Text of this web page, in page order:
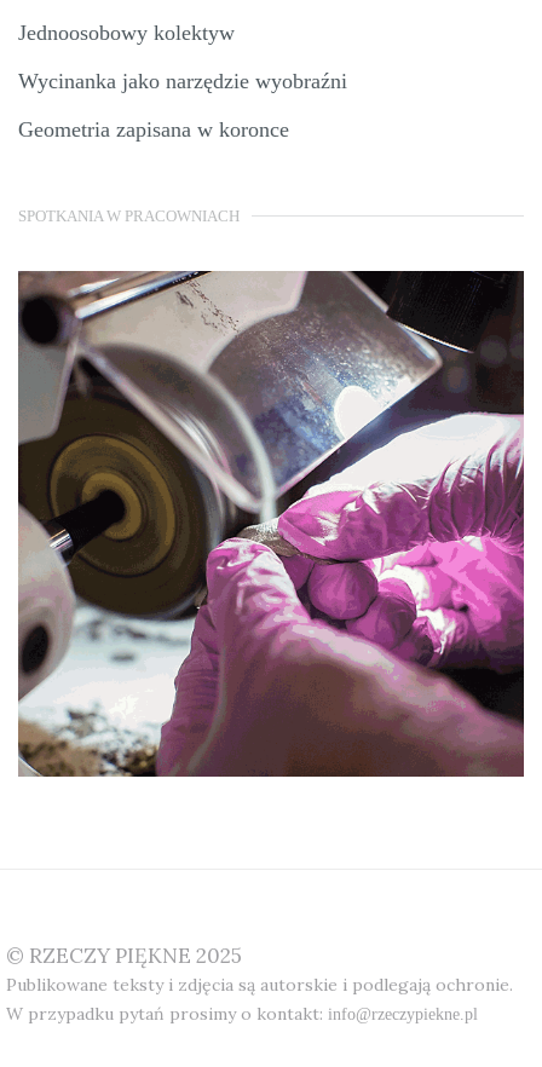
Jednoosobowy kolektyw
Wycinanka jako narzędzie wyobraźni
Geometria zapisana w koronce
SPOTKANIA W PRACOWNIACH
© RZECZY PIĘKNE 2025
Publikowane teksty i zdjęcia są autorskie i podlegają ochronie.
W przypadku pytań prosimy o kontakt: info@rzeczypiekne.pl